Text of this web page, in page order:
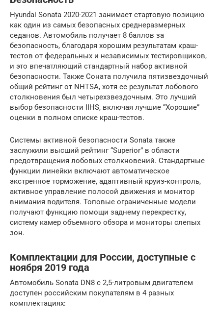
Hyundai Sonata 2020-2021 занимает стартовую позицию
как один из самых безопасных среднеразмерных
седанов. Автомобиль получает 8 баллов за
безопасность, благодаря хорошим результатам краш-
тестов от федеральных и независимых тестировщиков,
и это впечатляющий стандартный набор активной
безопасности. Также Соната получила пятизвездочный
общий рейтинг от NHTSA, хотя ее результат лобового
столкновения был четырехзвездочным. Это лучший
выбор безопасности IIHS, включая лучшие “Хорошие”
оценки в полном списке краш-тестов.
Системы активной безопасности Sonata также
заслужили высший рейтинг “Superior” в области
предотвращения лобовых столкновений. Стандартные
функции линейки включают автоматическое
экстренное торможение, адаптивный круиз-контроль,
активное управление полосой движения и монитор
внимания водителя. Топовые ограниченные модели
получают функцию помощи заднему перекрестку,
систему камер объемного обзора и мониторы слепых
зон.
Комплектации для России, доступные с
ноября 2019 года
Автомобиль Sonata DN8 с 2,5-литровым двигателем
доступен российским покупателям в 4 разных
комплектациях: